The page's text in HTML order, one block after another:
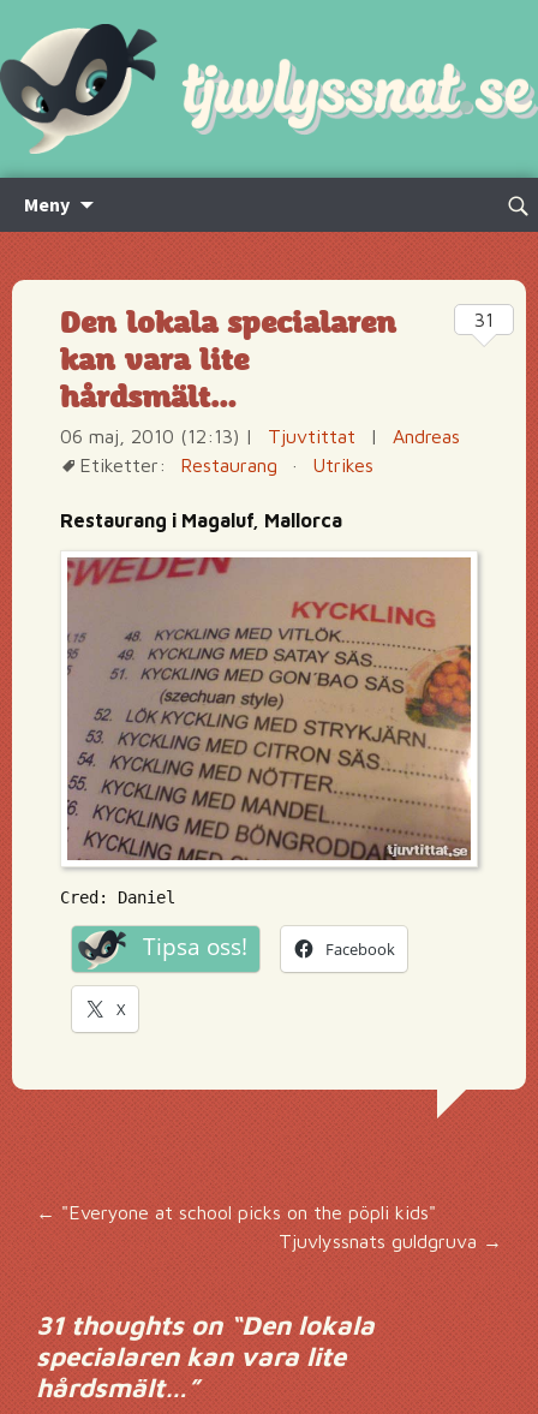
Meny
innehåll
Sök
Den lokala specialaren
kan vara lite
hårdsmält…
06 maj, 2010 (12:13) | Tjuvtittat |
Andreas
Etiketter:
Restaurang · Utrikes
Restaurang i Magaluf, Mallorca
Cred: Daniel
Tipsa oss! Facebook
X
31
Inläggsnavigering
←"Everyone at school picks on the pöpli kids"
Tjuvlyssnats guldgruva →
31 thoughts on “Den lokala
specialaren kan vara lite
hårdsmält…”